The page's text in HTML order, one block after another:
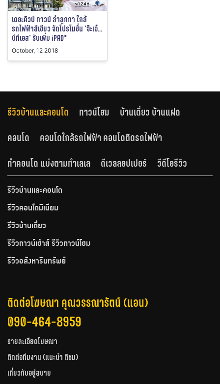
เดอะคิวบ์ ทาวน์ ลำลูกกา ใกล้
รถไฟฟ้าสีเขียว จัดโปรโมชั่น ‘จ๊ะเอ๋…
บีทีเอส’ รับเพิ่ม iPAD*
October, 12 2018
รีวิวบ้านและคอนโด ทาวน์โฮม
บ้านเดี่ยว บ้านแฝด
คอนโด
คอนโดใกล้รถไฟฟ้า คอนโดติดรถไฟฟ้า
ทำคอนโด แบ่งตามทำเลเล
ดีเวลลอปเปอร์ วีดีโอรีวิว
รีวิวบ้านและคอนโด
รีวิวคอนโดมิเนียม
รีวิวบ้านเดี่ยว
รีวิวทาวน์เฮ้าส์ รีวิวทาวน์โฮม
รีวิวอสังหาริมทรัพย์
ติดต่อโฆษณา คุณวรรณารัตน์ (แอน)
090-464-8959
รายละเอียดโฆษณา
ติดต่อทีมงาน (แนะนำ ติชม)
เกี่ยวกับอยู่สบาย